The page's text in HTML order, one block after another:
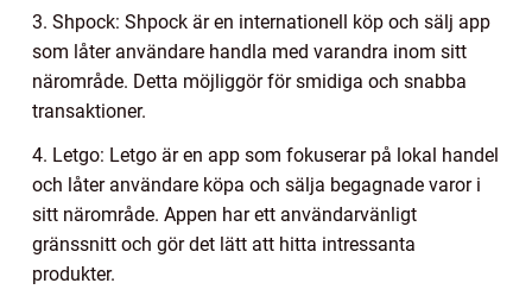
3. Shpock: Shpock är en internationell köp och sälj app
som låter användare handla med varandra inom sitt
närområde. Detta möjliggör för smidiga och snabba
transaktioner.
4. Letgo: Letgo är en app som fokuserar på lokal handel
och låter användare köpa och sälja begagnade varor i
sitt närområde. Appen har ett användarvänligt
gränssnitt och gör det lätt att hitta intressanta
produkter.